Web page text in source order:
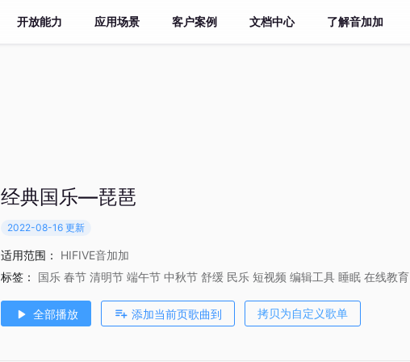
开放能力 应用场景 客户案例 文档中心 了解音加加
经典国乐—琵琶
2022-08-16 更新
适用范围：
HIFIVE音加加
标签：
国乐 春节 清明节 端午节 中秋节 舒缓 民乐 短视频 编辑工具 睡眠 在线教育
全部播放 添加当前页歌曲到 拷贝为自定义歌单